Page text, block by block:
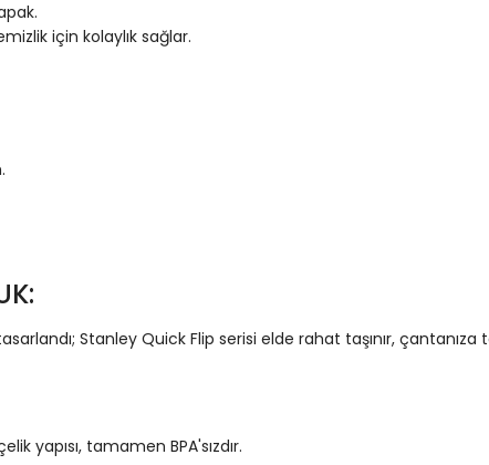
için kolaylık sağlar.
Stanley Quick Flip serisi elde rahat taşınır, çantanıza
yapısı, tamamen BPA'sızdır.